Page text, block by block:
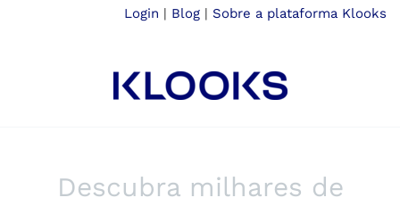
Login | Blog | Sobre a plataforma Klooks
Descubra milhares de